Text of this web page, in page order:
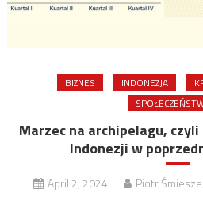
BIZNES INDONEZJA
Marzec na archipelagu,
Indonezji w
April 2, 2024 Piotr